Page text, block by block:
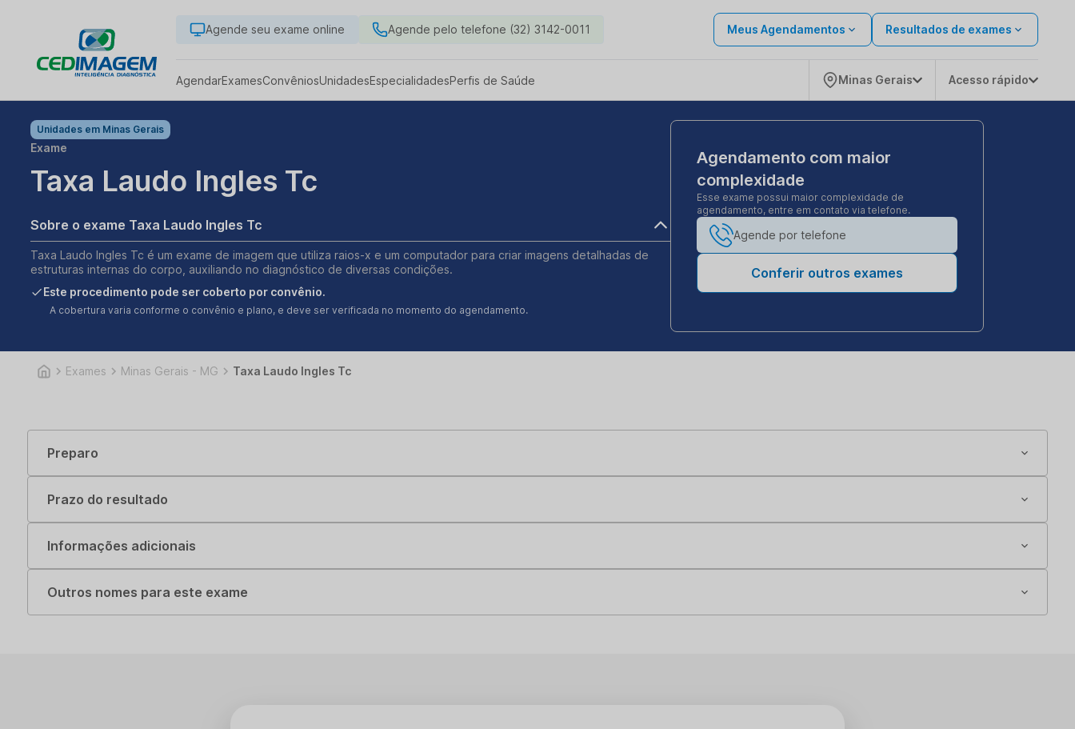
Agende seu exame online Agende pelo telefone (32) 3142-0011 Meus Agendamentos Resultados de exames
AgendarExamesConvêniosUnidadesEspecialidadesPerfis de Saúde Minas Gerais Acesso rápido
Unidades em Minas Gerais
Exame
Taxa Laudo Ingles Tc
Sobre o exame Taxa Laudo Ingles Tc
Taxa Laudo Ingles Tc é um exame de imagem que utiliza raios-x e um computador para criar imagens detalhadas de
estruturas internas do corpo, auxiliando no diagnóstico de diversas condições.
Este procedimento pode ser coberto por convênio.
A cobertura varia conforme o convênio e plano, e deve ser verificada no momento do agendamento.
Agendamento com maior
complexidade
Esse exame possui maior complexidade de
agendamento, entre em contato via telefone.
Agende por telefone
Conferir outros exames
Exames Minas Gerais - MG Taxa Laudo Ingles Tc
Preparo
Prazo do resultado
Informações adicionais
Outros nomes para este exame